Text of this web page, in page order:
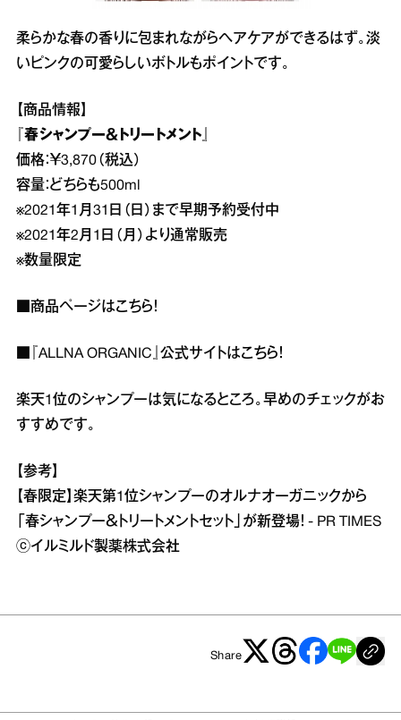
柔らかな春の香りに包まれながらヘアケアができるはず。淡
いピンクの可愛らしいボトルもポイントです。
【商品情報】
『春シャンプー＆トリートメント』
価格：￥3,870（税込）
容量：どちらも500ml
※2021年1月31日（日）まで早期予約受付中
※2021年2月1日（月）より通常販売
※数量限定
■商品ページはこちら ！
■『ALLNA ORGANIC』公式サイトはこちら ！
楽天1位のシャンプーは気になるところ。早めのチェックがお
すすめです。
【参考】
【春限定】楽天第1位シャンプーのオルナオーガニックから
「春シャンプー＆トリートメントセット」が新登場！ - PR TIMES
ⓒイルミルド製薬株式会社
Share